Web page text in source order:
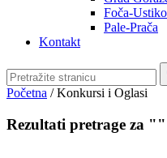
Općine
Pale-Prača
Kontakt
Konkursi i Oglasi